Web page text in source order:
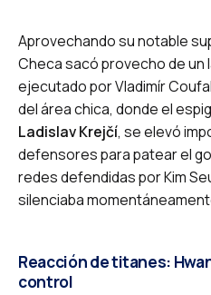
Aprovechando su notable
Checa sacó provecho de un
ejecutado por Vladimír
del área chica, donde el
Ladislav Krejčí, se elevó
defensores para patear el
redes defendidas por Kim
silenciaba
Reacción de titanes:
control